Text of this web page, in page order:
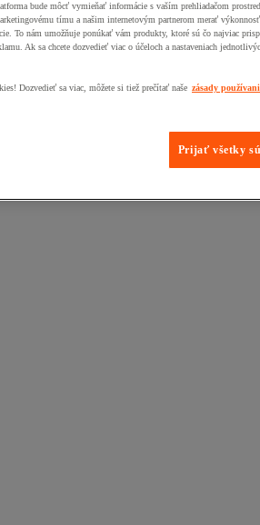
bude môcť vymieňať informácie s vaším prehliadačom
tímu a našim internetovým partnerom merať
To nám umožňuje ponúkať vám produkty, ktoré sú čo najviac
Ak sa chcete dozvedieť viac o účeloch a nastaveniach
Dozvedieť sa viac, môžete si tiež prečítať naše zásady
Prijať všetky